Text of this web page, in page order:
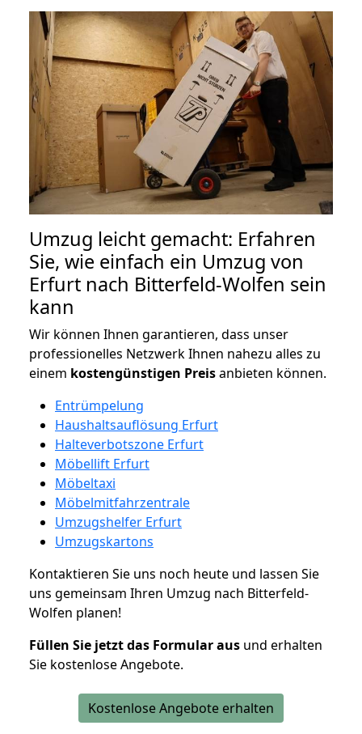
Umzug leicht gemacht: Erfahren
Sie, wie einfach ein Umzug von
Erfurt nach Bitterfeld-Wolfen sein
kann
Wir können Ihnen garantieren, dass unser
professionelles Netzwerk Ihnen nahezu alles zu
einem kostengünstigen Preisanbieten können.
Entrümpelung
Haushaltsauflösung Erfurt
Halteverbotszone Erfurt
Möbellift Erfurt
Möbeltaxi
Möbelmitfahrzentrale
Umzugshelfer Erfurt
Umzugskartons
Kontaktieren Sie uns noch heute und lassen Sie
uns gemeinsam Ihren Umzug nach Bitterfeld-
Wolfen planen!
Füllen Sie jetzt das Formular aus und erhalten
Sie kostenlose Angebote.
Kostenlose Angebote erhalten